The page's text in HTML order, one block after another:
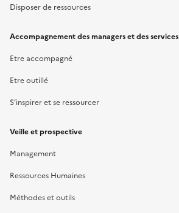
Disposer de ressources
Accompagnement des managers et des services
Etre accompagné
Etre outillé
S’inspirer et se ressourcer
Veille et prospective
Management
Ressources Humaines
Méthodes et outils